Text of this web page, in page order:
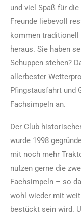
und viel Spaß für
Freunde liebevoll
kommen traditionell
heraus. Sie haben
Schuppen stehen?
allerbester
Pfingstausfahrt und
Fachsimpeln an.
Der Club
wurde 1998
mit noch mehr
nutzen gerne die
Fachsimpeln – so
wohl wieder mit
bestückt sein wird.